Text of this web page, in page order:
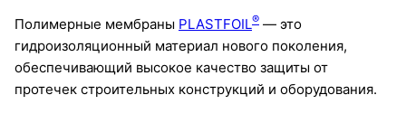
Полимерные мембраны PLASTFOIL® — это
гидроизоляционный материал нового поколения,
обеспечивающий высокое качество защиты от
протечек строительных конструкций и оборудования.